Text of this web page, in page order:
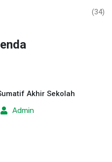
(34)
Akhir Sekolah
Admin